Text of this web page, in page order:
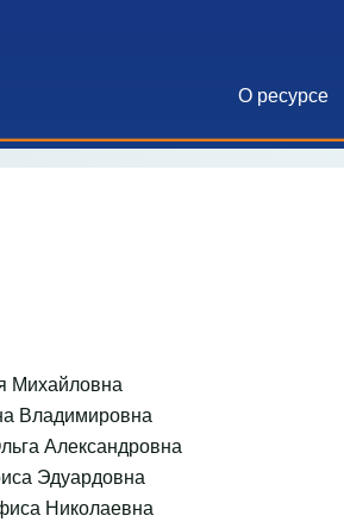
О ресурсе
Михайловна
Владимировна
Александровна
Эдуардовна
Николаевна